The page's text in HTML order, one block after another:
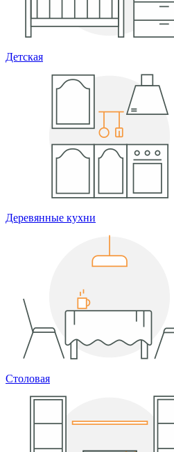
Детская
Деревянные кухни
Столовая